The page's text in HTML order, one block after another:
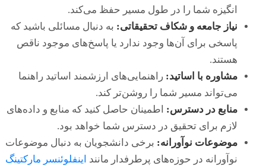
انگیزه شما را در طول مسیر حفظ می‌کند.
نیاز جامعه و شکاف تحقیقاتی: به دنبال مسائلی باشید که
پاسخی برای آن‌ها وجود ندارد یا پاسخ‌های موجود ناقص
هستند.
مشاوره با اساتید: راهنمایی‌های ارزشمند اساتید راهنما
می‌تواند مسیر شما را روشن‌تر کند.
منابع در دسترس: اطمینان حاصل کنید که منابع و داده‌های
لازم برای تحقیق در دسترس شما خواهد بود.
موضوعات نوآورانه: برخی دانشجویان به دنبال موضوعات
نوآورانه در حوزه‌های پرطرفدار مانند اینفلوئنسر مارکتینگ